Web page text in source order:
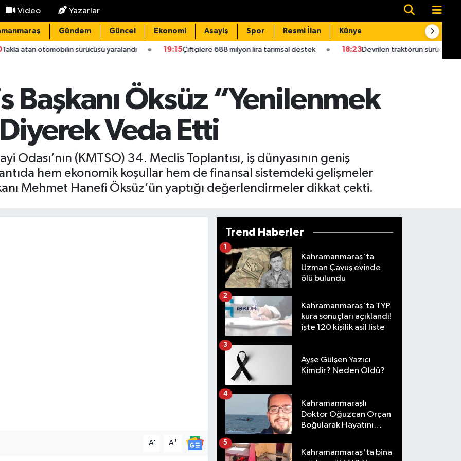
Video Yazarlar
Gündem Güncel Ekonomi Asayiş Spor Resmi İlan Künye
sürücüsü yaralandı 19:15 Çiftçilere 688 milyon lira tarımsal destek 18:23 Devrilen traktörün sürücüsü öldü
Başkanı Öksüz “Yenilenmek
Veda Etti
Odası’nın (KMTSO) 34. Meclis Toplantısı, iş dünyasının geniş
hem ekonomik koşullar hem de finansal sistemdeki gelişmeler
Mehmet Hanefi Öksüz’ün yaptığı değerlendirmeler dikkat çekti.
A- A+
Trend Haberler
Kahramanmaraş'ta
Uzman Çavuş evinde
ölü bulundu
1
Kahramanmaraş'ta TYP
kura sonuçları açıklandı!
işte 120 kişilik asil liste
2
Ayşe Gülşen Yazıcı
Kimdir? Neden Öldü?
3
Kahramanmaraşlı
Doktor Oğuzcan Orçan
Boğularak Hayatını
4
Kahramanmaraş'ta bina
5